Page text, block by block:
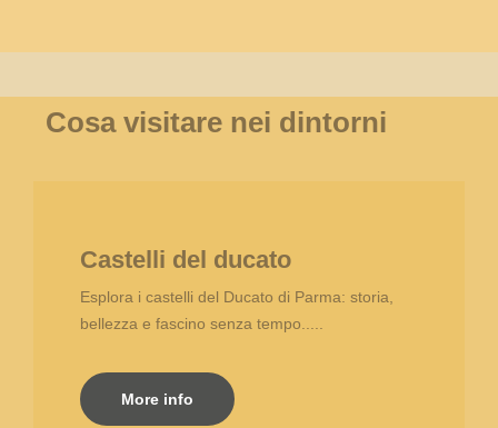
Cosa visitare nei dintorni
Castelli del ducato
Esplora i castelli del Ducato di Parma: storia,
bellezza e fascino senza tempo.....
More info